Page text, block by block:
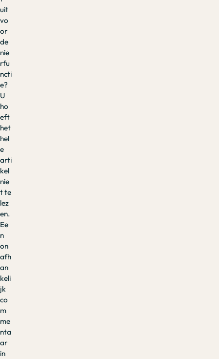
uit
vo
or
de
nie
rfu
ncti
e?
U
ho
eft
het
hel
e
arti
kel
nie
t te
lez
en.
Ee
n
on
afh
an
keli
jk
co
m
me
nta
ar
in